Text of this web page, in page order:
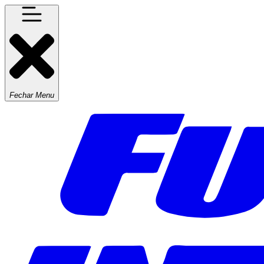
Fechar Menu